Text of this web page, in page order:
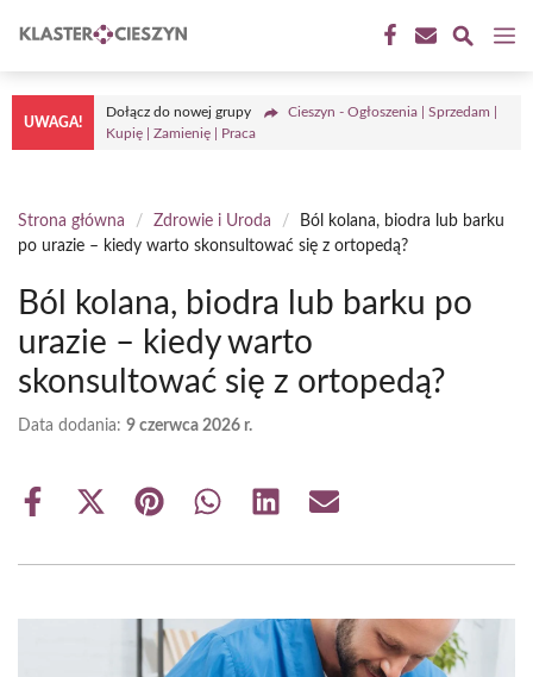
do
treści
UWAGA!
Dołącz do nowej grupy
Cieszyn - Ogłoszenia | Sprzedam |
Kupię | Zamienię | Praca
Strona główna / Zdrowie i Uroda /
Ból kolana, biodra lub barku
po urazie – kiedy warto skonsultować się z ortopedą?
Ból kolana, biodra lub barku po
urazie – kiedy warto
skonsultować się z ortopedą?
Data dodania: 9 czerwca 2026 r.
Share
Share
(Twitter)
Share Share Share Share